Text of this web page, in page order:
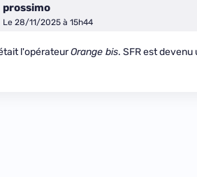
prossimo
Le 28/11/2025 à 15h44
l'opérateurOrange bis. SFR est